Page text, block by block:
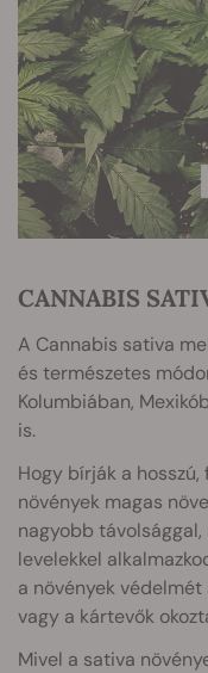
CANNABIS
A Cannabis sativa
és természetes
Kolumbiában,
is.
Hogy bírják a
növények magas
nagyobb
levelekkel
a növények
vagy a kártevők
Mivel a sativa